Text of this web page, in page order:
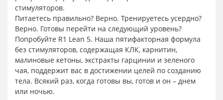
стимуляторов.
Питаетесь правильно? Верно. Тренируетесь усердно?
Верно. Готовы перейти на следующий уровень?
Попробуйте R1 Lean 5. Наша пятифакторная формула
без стимуляторов, содержащая КЛК, карнитин,
малиновые кетоны, экстракты гарцинии и зеленого
чая, поддержит вас в достижении целей по созданию
тела. Всякий раз, когда готовы вы, готов и он – днем
или ночью.